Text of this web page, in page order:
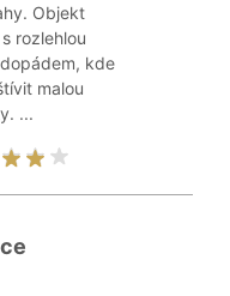
Objekt
rozlehlou
kde
malou
...